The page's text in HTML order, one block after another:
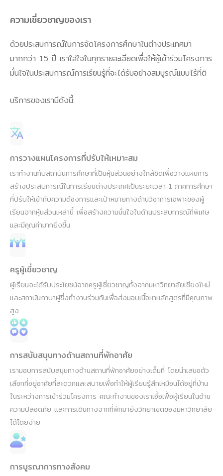
ความเชี่ยวชาญของเรา
ด้วยประสบการณ์ในการจัดโครงการศึกษาในต่างประเทศมา
มากกว่า 15 ปี เราใส่ใจในทุกรายละเอียดเพื่อให้ผู้เข้าร่วมโครงการ
มั่นใจในประสบการณ์การเรียนรู้ที่จะได้รับอย่างสมบูรณ์แบบไร้ที่ติ
บริการของเรามีดังนี้:
การวางแผนโครงการที่ปรับให้เหมาะสม
เราทำงานกับสถาบันการศึกษาที่เป็นหุ้นส่วนอย่างใกล้ชิดเพื่อวางแผนการ
สร้างประสบการณ์ในการเรียนต่างประเทศเป็นระยะเวลา 1 ภาคการศึกษา
ที่ปรับให้เข้ากับความต้องการและเป้าหมายทางด้านวิชาการเฉพาะของผู้
เรียนจากหุ้นส่วนเหล่านี้ เพื่อสร้างความมั่นใจในด้านประสบการณ์ที่พิเศษ
และมีคุณค่ามากยิ่งขึ้น
ครูผู้เชี่ยวชาญ
ผู้เรียนจะได้รับประโยชน์จากครูผู้เชี่ยวชาญทั้งจากมหาวิทยาลัยเชียงใหม่
และสถาบันภาษาผู้ซึ่งทำงานร่วมกันเพื่อส่งมอบเนื้อหาหลักสูตรที่มีคุณภาพ
สูง
การสนับสนุนทางด้านสถานที่พักอาศัย
เรามอบการสนับสนุนทางด้านสถานที่พักอาศัยอย่างเต็มที่ โดยนำเสนอตัว
เลือกที่อยู่อาศัยที่สะดวกและสบายเพื่อทำให้ผู้เรียนรู้สึกเหมือนได้อยู่ที่บ้าน
ในระหว่างการเข้าร่วมโครงการ คณะทำงานของเราเอื้อเฟื้อผู้เรียนในด้าน
ความปลอดภัย และการเดินทางจากที่พักมายังวิทยาเขตของมหาวิทยาลัย
ได้โดยง่าย
การบูรณาการทางสังคม